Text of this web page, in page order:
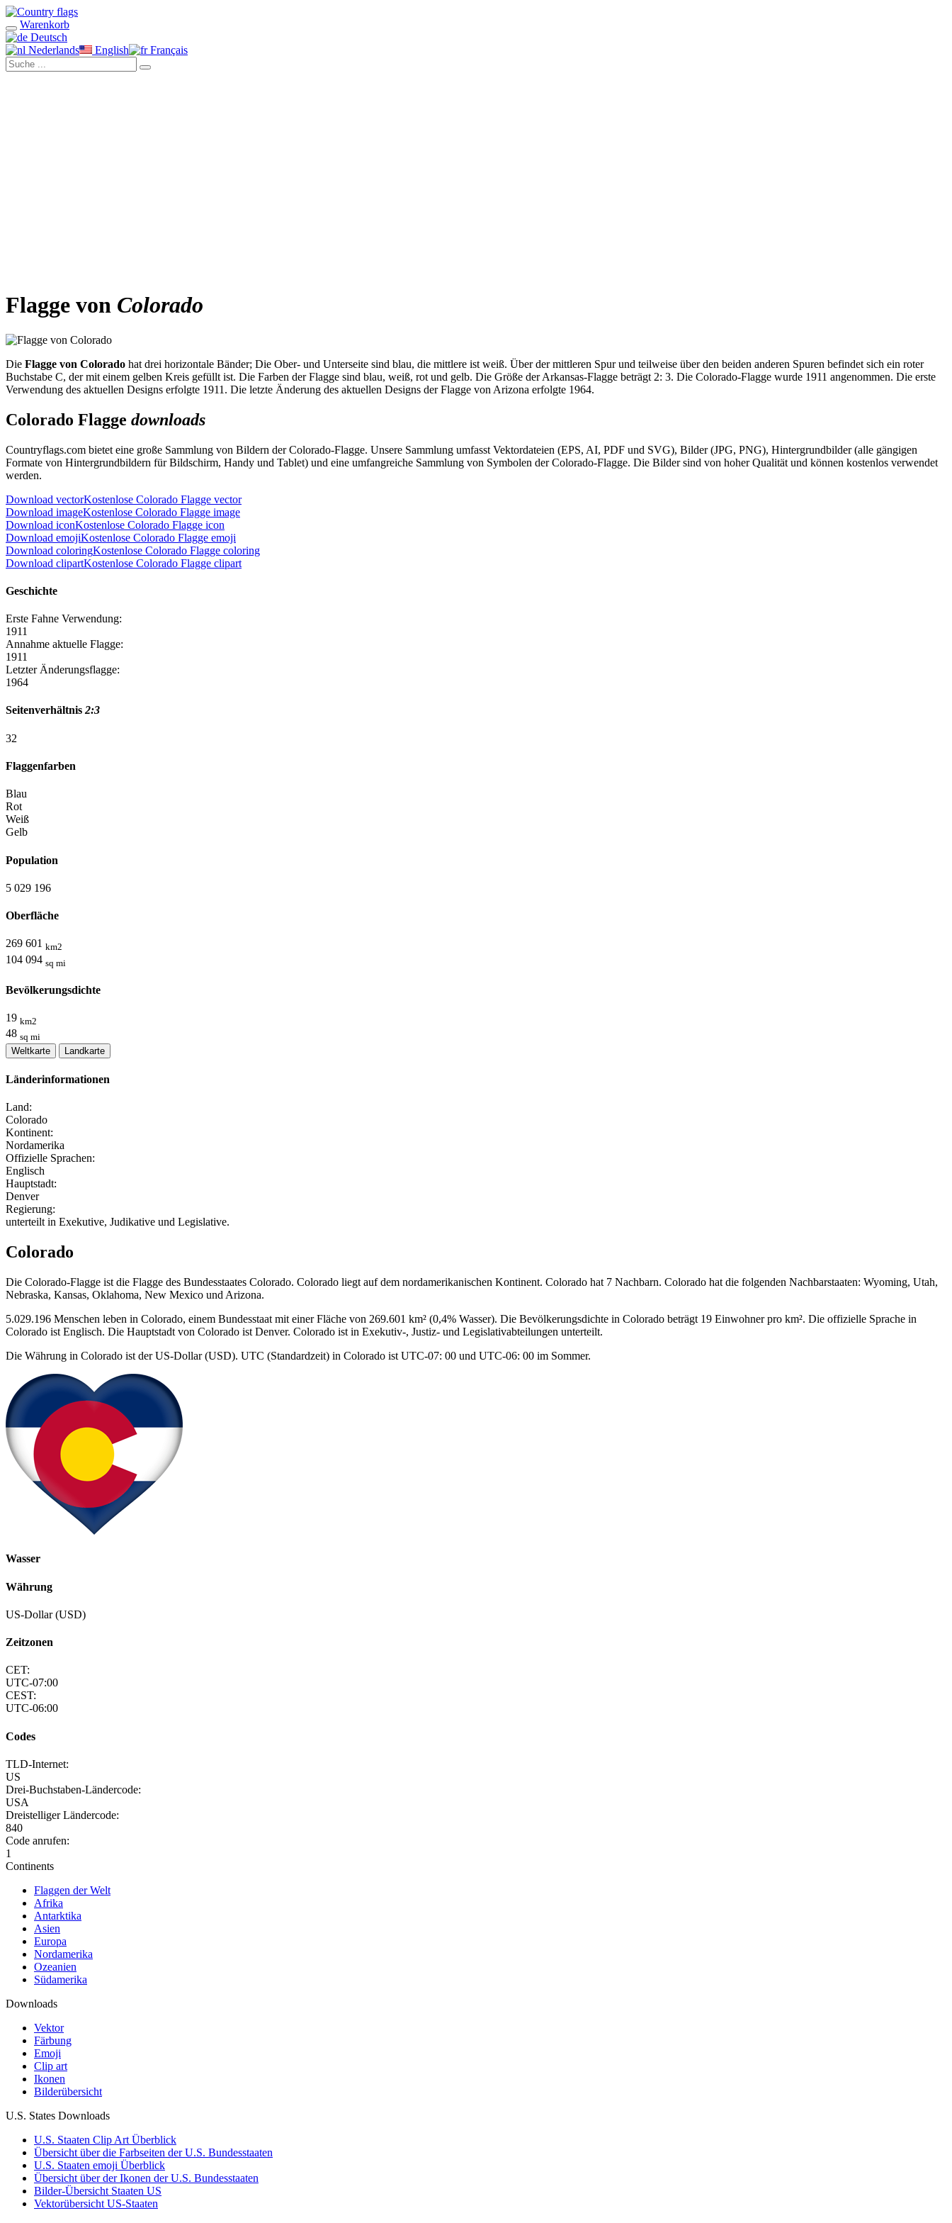
Warenkorb
Deutsch
Nederlands
English Français
Flagge von Colorado
Die Flagge von Colorado hat drei horizontale Bänder; Die Ober- und Unterseite sind blau, die mittlere ist weiß. Über der mittleren Spur und teilweise über den beiden anderen Spuren befindet sich ein roter
Buchstabe C, der mit einem gelben Kreis gefüllt ist. Die Farben der Flagge sind blau, weiß, rot und gelb. Die Größe der Arkansas-Flagge beträgt 2: 3. Die Colorado-Flagge wurde 1911 angenommen. Die erste
Verwendung des aktuellen Designs erfolgte 1911. Die letzte Änderung des aktuellen Designs der Flagge von Arizona erfolgte 1964.
Colorado Flagge downloads
Countryflags.com bietet eine große Sammlung von Bildern der Colorado-Flagge. Unsere Sammlung umfasst Vektordateien (EPS, AI, PDF und SVG), Bilder (JPG, PNG), Hintergrundbilder (alle gängigen
Formate von Hintergrundbildern für Bildschirm, Handy und Tablet) und eine umfangreiche Sammlung von Symbolen der Colorado-Flagge. Die Bilder sind von hoher Qualität und können kostenlos verwendet
werden.
Download vectorKostenlose Colorado Flagge vector
Download imageKostenlose Colorado Flagge image
Download iconKostenlose Colorado Flagge icon
Download emojiKostenlose Colorado Flagge emoji
Download coloringKostenlose Colorado Flagge coloring
Download clipartKostenlose Colorado Flagge clipart
Geschichte
Erste Fahne Verwendung:
1911
Annahme aktuelle Flagge:
1911
Letzter Änderungsflagge:
1964
Seitenverhältnis2:3
32
Flaggenfarben
Blau
Rot
Weiß
Gelb
Population
5 029 196
Oberfläche
269 601 km2
104 094 sq mi
Bevölkerungsdichte
19 km2
48 sq mi
Weltkarte
Landkarte
Länderinformationen
Land:
Colorado
Kontinent:
Nordamerika
Offizielle Sprachen:
Englisch
Hauptstadt:
Denver
Regierung:
unterteilt in Exekutive, Judikative und Legislative.
Colorado
Die Colorado-Flagge ist die Flagge des Bundesstaates Colorado. Colorado liegt auf dem nordamerikanischen Kontinent. Colorado hat 7 Nachbarn. Colorado hat die folgenden Nachbarstaaten: Wyoming, Utah,
Nebraska, Kansas, Oklahoma, New Mexico und Arizona.
5.029.196 Menschen leben in Colorado, einem Bundesstaat mit einer Fläche von 269.601 km² (0,4% Wasser). Die Bevölkerungsdichte in Colorado beträgt 19 Einwohner pro km². Die offizielle Sprache in
Colorado ist Englisch. Die Hauptstadt von Colorado ist Denver. Colorado ist in Exekutiv-, Justiz- und Legislativabteilungen unterteilt.
Die Währung in Colorado ist der US-Dollar (USD). UTC (Standardzeit) in Colorado ist UTC-07: 00 und UTC-06: 00 im Sommer.
Wasser
Währung
US-Dollar (USD)
Zeitzonen
CET:
UTC-07:00
CEST:
UTC-06:00
Codes
TLD-Internet:
US
Drei-Buchstaben-Ländercode:
USA
Dreistelliger Ländercode:
840
Code anrufen:
1
Continents
Flaggen der Welt
Afrika
Antarktika
Asien
Europa
Nordamerika
Ozeanien
Südamerika
Downloads
Vektor
Färbung
Emoji
Clip art
Ikonen
Bilderübersicht
U.S. States Downloads
U.S. Staaten Clip Art Überblick
Übersicht über die Farbseiten der U.S. Bundesstaaten
U.S. Staaten emoji Überblick
Übersicht über der Ikonen der U.S. Bundesstaaten
Bilder-Übersicht Staaten US
Vektorübersicht US-Staaten